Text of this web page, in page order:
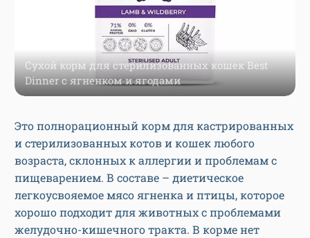
Сухой корм для стерилизованных кошек Best
Dinner с ягненком и ягодами
Это полнорационный корм для кастрированных
и стерилизованных котов и кошек любого
возраста, склонных к аллергии и проблемам с
пищеварением. В составе – диетическое
легкоусвояемое мясо ягненка и птицы, которое
хорошо подходит для животных с проблемами
желудочно-кишечного тракта. В корме нет